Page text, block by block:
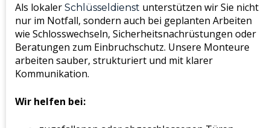
Als lokaler Schlüsseldienst unterstützen wir Sie nicht
nur im Notfall, sondern auch bei geplanten Arbeiten
wie Schlosswechseln, Sicherheitsnachrüstungen oder
Beratungen zum Einbruchschutz. Unsere Monteure
arbeiten sauber, strukturiert und mit klarer
Kommunikation.
Wir helfen bei: